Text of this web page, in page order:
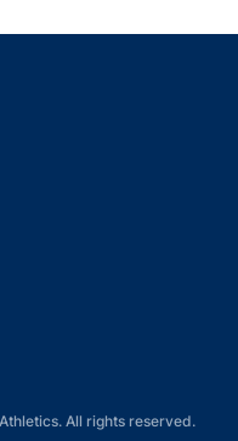
All rights reserved.